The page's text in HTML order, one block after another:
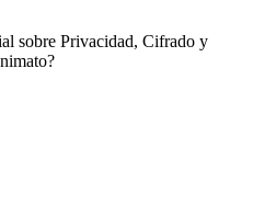
sobre Privacidad, Cifrado y